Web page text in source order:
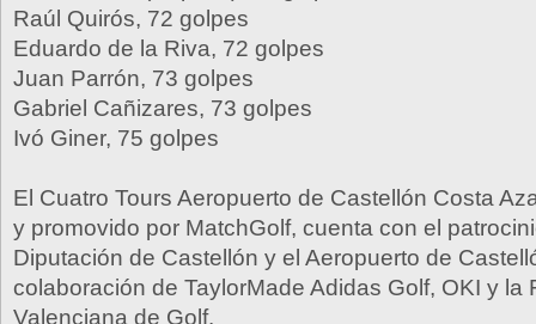
Raúl Quirós, 72 golpes
Eduardo de la Riva, 72 golpes
Juan Parrón, 73 golpes
Gabriel Cañizares, 73 golpes
Ivó Giner, 75 golpes
El Cuatro Tours Aeropuerto de Castellón Costa
y promovido por MatchGolf, cuenta con el
Diputación de Castellón y el Aeropuerto de
colaboración de TaylorMade Adidas Golf, OKI y la
Valenciana de Golf.